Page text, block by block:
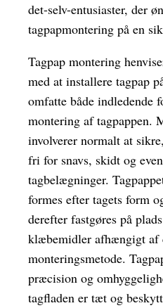
det-selv-entusiaster, der
tagpapmontering på en
Tagpap montering
med at installere tagpap
omfatte både indledende
montering af tagpappen.
involverer normalt at
fri for snavs, skidt og
tagbelægninger.
formes efter tagets form
derefter fastgøres på
klæbemidler afhængigt af
monteringsmetode.
præcision og
tagfladen er tæt og